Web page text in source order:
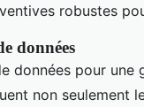
robustes
données
données pour
non seulement